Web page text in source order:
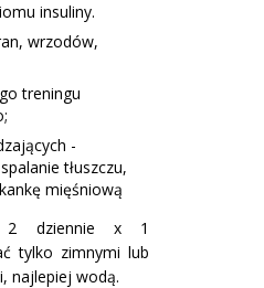
insuliny.
wrzodów,
treningu
-
tłuszczu,
mięśniową
2 dziennie x 1
tylko zimnymi lub
najlepiej wodą.